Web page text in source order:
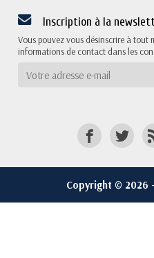
Inscription à la
Vous pouvez vous désinscrire à tout
informations de contact dans les
Copyright © 2026